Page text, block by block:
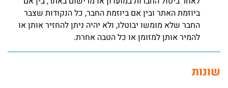
ביוזמת האתר ובין אם ביוזמת החבר, כל הנקודות שצבר
החבר שלא מומשו יבוטלו, ולא יהיה ניתן להחזיר אותן או
להמיר אותן למזומן או כל הטבה אחרת.
שונות